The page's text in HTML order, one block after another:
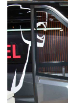
首
页
独
家